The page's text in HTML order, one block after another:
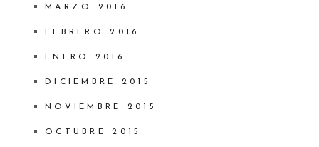
MARZO 2016
FEBRERO 2016
ENERO 2016
DICIEMBRE 2015
NOVIEMBRE 2015
OCTUBRE 2015